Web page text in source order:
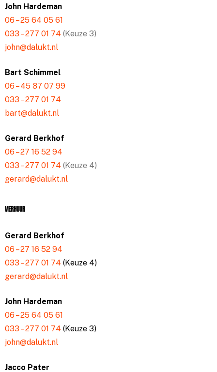
John Hardeman
06 – 25 64 05 61
033 – 277 01 74 (Keuze 3)
john@dalukt.nl
Bart Schimmel
06 – 45 87 07 99
033 – 277 01 74
bart@dalukt.nl
Gerard Berkhof
06 – 27 16 52 94
033 – 277 01 74 (Keuze 4)
gerard@dalukt.nl
Verhuur
Gerard Berkhof
06 – 27 16 52 94
033 – 277 01 74 (Keuze 4)
gerard@dalukt.nl
John Hardeman
06 – 25 64 05 61
033 – 277 01 74 (Keuze 3)
john@dalukt.nl
Jacco Pater